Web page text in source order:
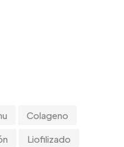
Colageno
Liofilizado